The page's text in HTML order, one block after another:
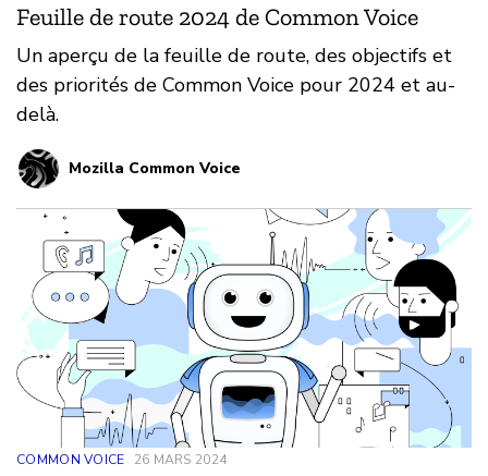
Feuille de route 2024 de Common Voice
Un aperçu de la feuille de route, des objectifs et
des priorités de Common Voice pour 2024 et au-
delà.
Mozilla Common Voice
COMMON VOICE 26 MARS 2024